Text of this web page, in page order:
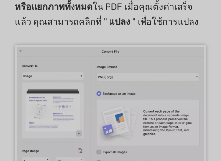
หรือแยกภาพทั้งหมดใน PDF เมื่อคุณตั้งค่าเสร็จ
แล้ว คุณสามารถคลิกที่ " แปลง " เพื่อใช้การแปลง